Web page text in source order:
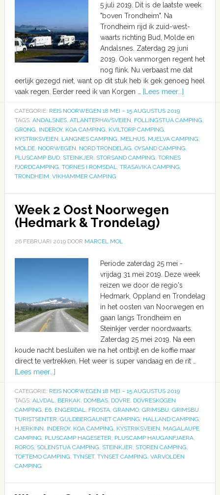
5 juli 2019. Dit is de laatste week
"boven Trondheim". Na
Trondheim rijd ik zuid-west-
waarts richting Bud, Molde en
Andalsnes. Zaterdag 29 juni
2019. Ook vanmorgen regent het
nog flink. Nu verbaast me dat
eerlijk gezegd niet, want op dit stuk heb ik gek genoeg heel
vaak regen. Eerder reed ik van Korgen …
[Lees meer...]
CATEGORIE: REIS NOORWEGEN 18 MEI – 15 AUGUSTUS 2019
TAGS: ANDALSNES, ATLANTERHAVSVEIEN, FOLLINGSTUA CAMPING,
GRONG, INDEROY, KOA CAMPING, KVILTORP CAMPING,
KYSTRIKSVEIEN, LANGNES CAMPING, MELHUS, MJELVA CAMPING,
MOLDE, NOORWEGEN, NORD TRONDELAG, OYSAND CAMPING,
PLUSCAMP BUD, STEINKJER, STORSAND CAMPING, TORNES
FJORDCAMPING, TORNES I ROMSDAL, TRASAVIKA CAMPING,
TRONDHEIM, VIKHAMMER CAMPING
Week 2 Oost Noorwegen
(Hedmark & Trondelag)
26 FEBRUARI 2019DOOR MARCEL MOL
Periode zaterdag 25 mei -
vrijdag 31 mei 2019. Deze week
reizen we door de regio's
Hedmark, Oppland en Trondelag
in het oosten van Noorwegen en
gaan langs Trondheim en
Steinkjer verder noordwaarts.
Zaterdag 25 mei 2019. Na een
koude nacht besluiten we na het ontbijt en de koffie maar
direct te vertrekken. Het weer is super vandaag en de rit …
[Lees meer...]
CATEGORIE: REIS NOORWEGEN 18 MEI – 15 AUGUSTUS 2019
TAGS: ALVDAL, BERKAK, DOMBAS, DOVRE, DOVRESKOGEN
CAMPING, E6, ENGERDAL, FROSTA, GRANMO, GRIMSBU, GRIMSBU
TURISTSENTER, GULDBERGAUNET CAMPING, HALLAND CAMPING,
HJERKINN, INDEROY, KOA CAMPING, KYSTRIKSVEIEN, MAGALAUPE
CAMPING, PLUSCAMP HAGESETER, PLUSCAMP HAUGANFJAERA,
ROROS, SOLENSTUA CAMPING, STEINKJER, STOREN CAMPING,
TOFTEMO CAMPING, TYNSET, TYNSET CAMPING, VARVOLDEN
CAMPING